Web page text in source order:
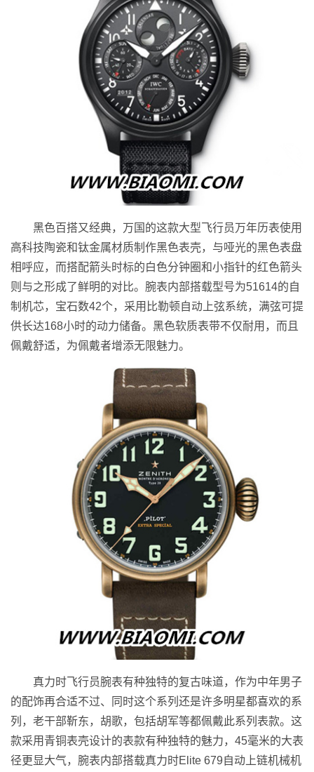
黑色百搭又经典，万国的这款大型飞行员万年历表使用
高科技陶瓷和钛金属材质制作黑色表壳，与哑光的黑色表盘
相呼应，而搭配箭头时标的白色分钟圈和小指针的红色箭头
则与之形成了鲜明的对比。腕表内部搭载型号为51614的自
制机芯，宝石数42个，采用比勒顿自动上弦系统，满弦可提
供长达168小时的动力储备。黑色软质表带不仅耐用，而且
佩戴舒适，为佩戴者增添无限魅力。
真力时飞行员腕表有种独特的复古味道，作为中年男子
的配饰再合适不过、同时这个系列还是许多明星都喜欢的系
列，老干部靳东，胡歌，包括胡军等都佩戴此系列表款。这
款采用青铜表壳设计的表款有种独特的魅力，45毫米的大表
径更显大气，腕表内部搭载真力时Elite 679自动上链机械机